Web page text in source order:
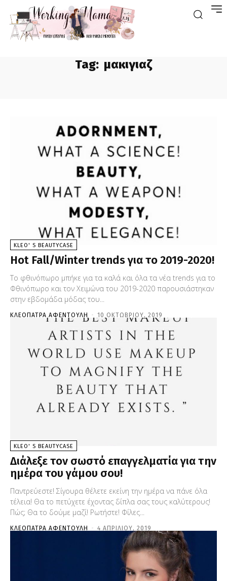
Tag: μακιγιαζ
KLEO' S BEAUTYCASE
Hot Fall/Winter trends για το 2019-2020!
Το φθινόπωρο μπήκε για τα καλά και όλα τα νέα trends για το
Φθινόπωρο και τον Χειμώνα του 2019-2020 παρουσιάστηκαν
στην εβδομάδα μόδας του...
ΚΛΕΟΠΆΤΡΑ ΑΦΕΝΤΟΎΛΗ - 10 ΟΚΤΩΒΡΊΟΥ, 2019
KLEO' S BEAUTYCASE
Διάλεξε τον σωστό επαγγελματία για την
ημέρα του γάμου σου!
Παντρεύεστε! Σίγουρα θέλετε εκείνη την ημέρα να πάνε όλα
τέλεια! Θα το πετύχετε έχοντας δίπλα σας τους καλύτερους!
Πώς; Θα το δούμε μαζί! Ρωτήστε! Φίλες...
ΚΛΕΟΠΆΤΡΑ ΑΦΕΝΤΟΎΛΗ - 4 ΑΠΡΙΛΊΟΥ, 2019